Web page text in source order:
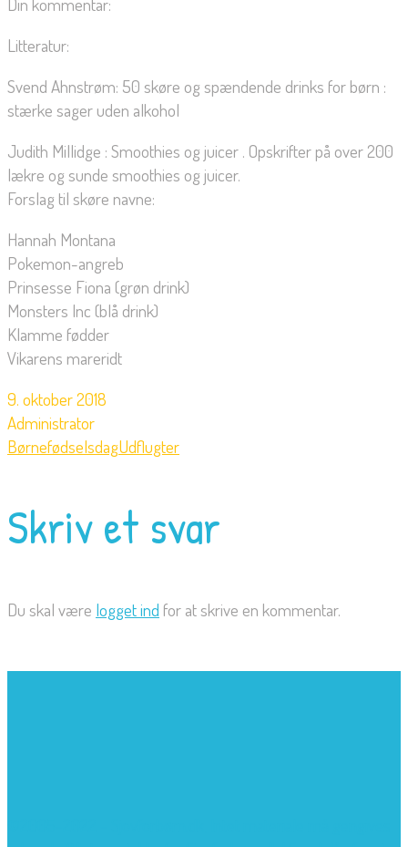
Litteratur:
Svend Ahnstrøm: 50 skøre og spændende drinks for børn :
stærke sager uden alkohol
Judith Millidge : Smoothies og juicer . Opskrifter på over 200
lækre og sunde smoothies og juicer.
Forslag til skøre navne:
Hannah Montana
Pokemon-angreb
Prinsesse Fiona (grøn drink)
Monsters Inc (blå drink)
Klamme fødder
Vikarens mareridt
9. oktober 2018
Administrator
BørnefødselsdagUdflugter
Skriv et svar
Du skal være logget ind for at skrive en kommentar.